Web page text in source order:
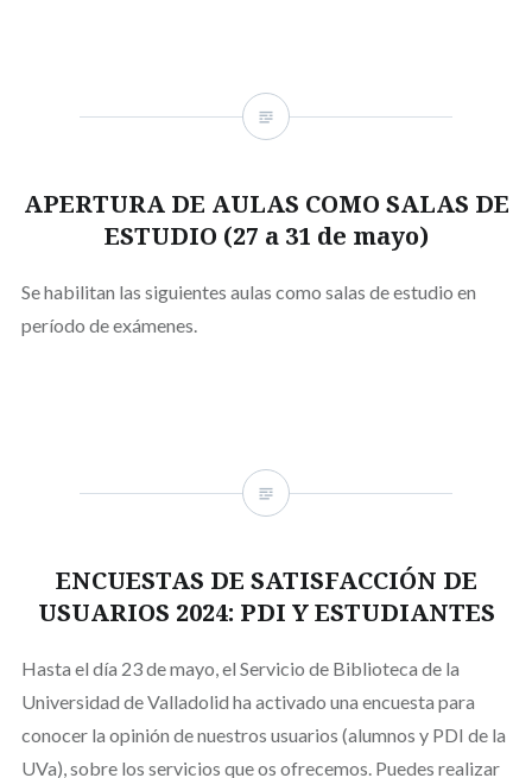
APERTURA DE AULAS COMO SALAS DE
ESTUDIO (27 a 31 de mayo)
Se habilitan las siguientes aulas como salas de estudio en
período de exámenes.
ENCUESTAS DE SATISFACCIÓN DE
USUARIOS 2024: PDI Y ESTUDIANTES
Hasta el día 23 de mayo, el Servicio de Biblioteca de la
Universidad de Valladolid ha activado una encuesta para
conocer la opinión de nuestros usuarios (alumnos y PDI de la
UVa), sobre los servicios que os ofrecemos. Puedes realizar